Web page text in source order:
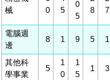
南科新港堂
園區宿舍簡介
南科實中
南科AI_ROBOT自造基地
永續園區
企業社會責任
永續LOHAS綠色園區
建築管理
敦親睦鄰經費補助